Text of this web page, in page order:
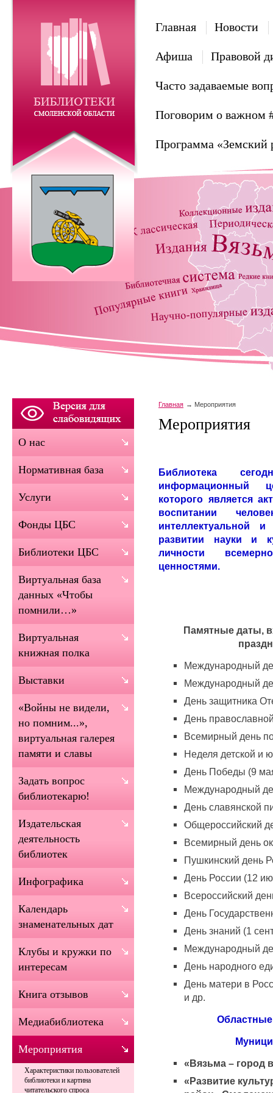
Главная Новости
Афиша Правовой
Часто задаваемые
Поговорим о важном
Программа «Земский
Главная Мероприятия
Мероприятия
Библиотека
информационный
которого является
воспитании
интеллектуальной
развитии науки и
личности
ценностями.
Памятные даты,
Международный
Международный
День защитника
День
Всемирный день
Неделя детской и
День Победы (9
Международный
День славянской
Общероссийский
Всемирный день
Пушкинский день
День России (12
Всероссийский
День
День знаний (1
Международный
День народного
День матери в
и др.
«Вязьма – город
«Развитие
О нас
Нормативная база
Услуги
Фонды ЦБС
Библиотеки ЦБС
Виртуальная база
данных «Чтобы
помнили…»
Виртуальная
книжная полка
Выставки
«Войны не видели,
но помним...»,
виртуальная галерея
памяти и славы
Задать вопрос
библиотекарю!
Издательская
деятельность
библиотек
Инфографика
Календарь
знаменательных дат
Клубы и кружки по
интересам
Книга отзывов
Медиабиблиотека
Мероприятия
Характеристики пользователей
библиотеки и картина
читательского спроса